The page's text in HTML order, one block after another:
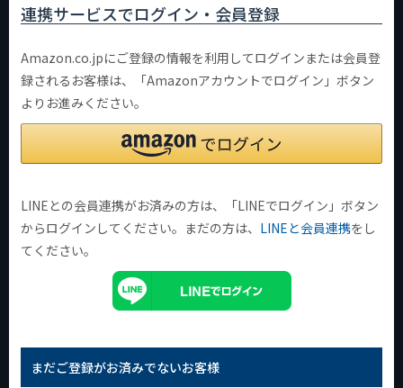
連携サービスでログイン・会員登録
Amazon.co.jpにご登録の情報を利用してログインまたは会員登
録されるお客様は、「Amazonアカウントでログイン」ボタン
よりお進みください。
LINEとの会員連携がお済みの方は、「LINEでログイン」ボタン
からログインしてください。まだの方は、 LINEと会員連携をし
てください。
まだご登録がお済みでないお客様